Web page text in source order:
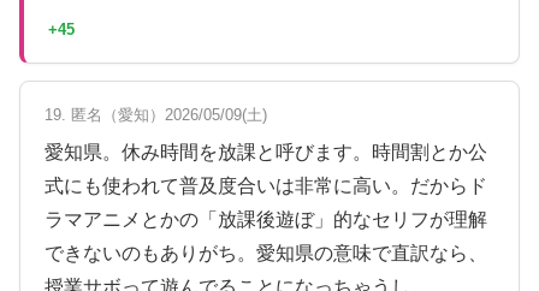
+45
19. 匿名（愛知）2026/05/09(土)
愛知県。休み時間を放課と呼びます。時間割とか公
式にも使われて普及度合いは非常に高い。だからド
ラマアニメとかの「放課後遊ぼ」的なセリフが理解
できないのもありがち。愛知県の意味で直訳なら、
授業サボって遊んでることになっちゃうし。